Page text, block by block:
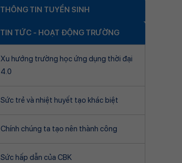
THÔNG TIN TUYỂN SINH
TIN TỨC - HOẠT ĐỘNG TRƯỜNG
Xu hướng trường học ứng dụng thời đại
4.0
Sức trẻ và nhiệt huyết tạo khác biệt
Chính chúng ta tạo nên thành công
Sức hấp dẫn của CBK